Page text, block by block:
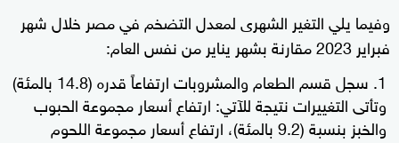
وفيما يلي التغير الشهرى لمعدل التضخم في مصر خلال شهر
فبراير 2023 مقارنة بشهر يناير من نفس العام:
سجل قسم الطعام والمشروبات ارتفاعاً قدره (14.8 بالمئة)
وتأتى التغييرات نتيجة للآتي: ارتفاع أسعار مجموعة الحبوب
والخبز بنسبة (9.2 بالمئة)، ارتفاع أسعار مجموعة اللحوم